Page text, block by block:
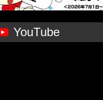
YouTube